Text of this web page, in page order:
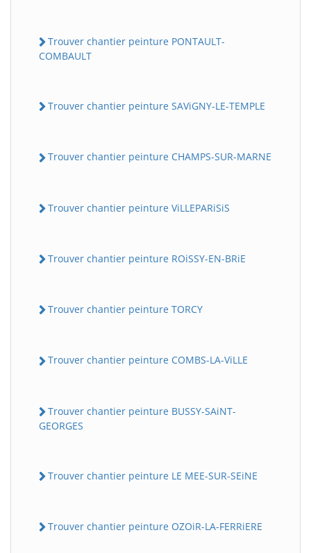
Trouver chantier peinture PONTAULT-
COMBAULT
Trouver chantier peinture SAViGNY-LE-TEMPLE
Trouver chantier peinture CHAMPS-SUR-MARNE
Trouver chantier peinture ViLLEPARiSiS
Trouver chantier peinture ROiSSY-EN-BRiE
Trouver chantier peinture TORCY
Trouver chantier peinture COMBS-LA-ViLLE
Trouver chantier peinture BUSSY-SAiNT-
GEORGES
Trouver chantier peinture LE MEE-SUR-SEiNE
Trouver chantier peinture OZOiR-LA-FERRiERE